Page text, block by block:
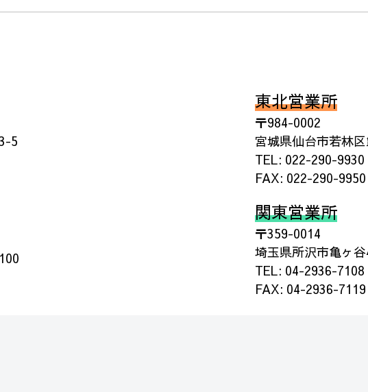
5
東北営業所
〒984-0002
宮城県仙台市若林
TEL: 022-290-9930
FAX: 022-290-9950
関東営業所
〒359-0014
埼玉県所沢市亀ヶ
TEL: 04-2936-7108
FAX: 04-2936-7119